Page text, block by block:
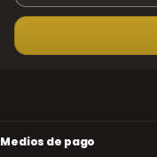
Medios de pago